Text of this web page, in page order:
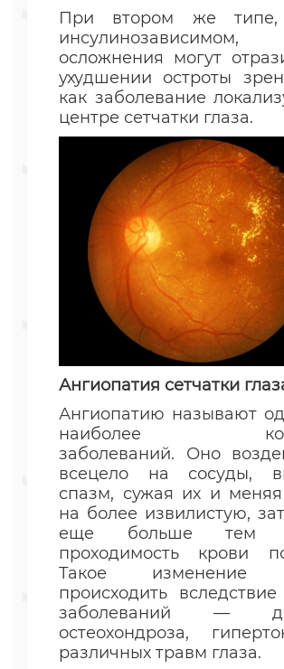
При втором же типе,
инсулинозависимом,
осложнения могут
ухудшении остроты
как заболевание
центре сетчатки глаза.
Ангиопатия сетчатки
Ангиопатию называют
наиболее
заболеваний. Оно
всецело на сосуды,
спазм, сужая их и
на более извилистую,
еще больше тем
проходимость крови
Такое изменение
происходить
заболеваний —
остеохондроза,
различных травм глаза.